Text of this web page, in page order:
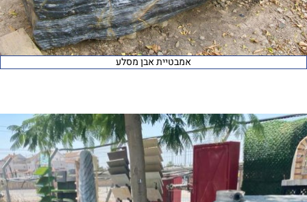
אמבטיית אבן מסלע